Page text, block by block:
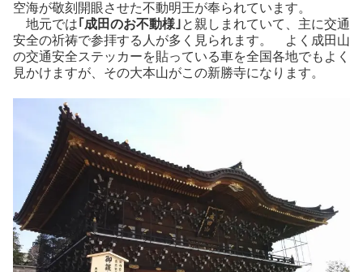
空海が敬刻開眼させた不動明王が奉られています。
地元では｢成田のお不動様｣と親しまれていて、主に交通
安全の祈祷で参拝する人が多く見られます。 よく成田山
の交通安全ステッカーを貼っている車を全国各地でもよく
見かけますが、その大本山がこの新勝寺になります。